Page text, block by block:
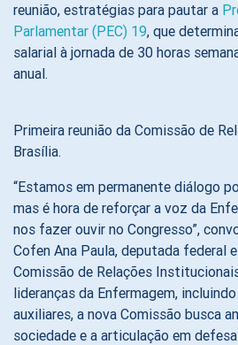
reunião, estratégias para pautar a
Parlamentar (PEC) 19, que
salarial à jornada de 30 horas
anual.
Primeira reunião da Comissão de
Brasília.
“Estamos em permanente diálogo
mas é hora de reforçar a voz da
nos fazer ouvir no Congresso”,
Cofen Ana Paula, deputada federal
Comissão de Relações
lideranças da Enfermagem,
auxiliares, a nova Comissão busca
sociedade e a articulação em